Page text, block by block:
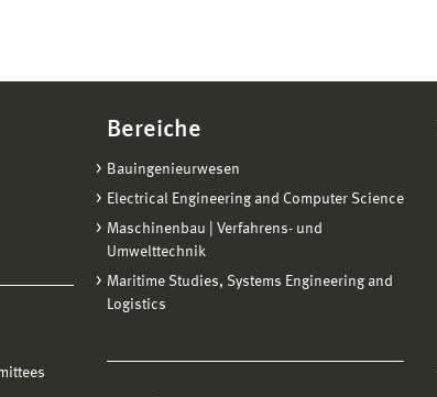
Bereiche
Bauingenieurwesen
Electrical Engineering and Computer Science
Maschinenbau | Verfahrens- und
Umwelttechnik
Maritime Studies, Systems Engineering and
Logistics